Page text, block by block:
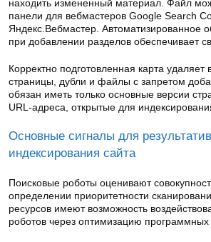
находить измененный материал. Файл
панели для вебмастеров Google Search
Яндекс.Вебмастер. Автоматизированное
при добавлении разделов обеспечивает
Корректно подготовленная карта удаляет
страницы, дубли и файлы с запретом
обязан иметь только основные версии
URL-адреса, открытые для
Основные сигналы для
индексирования сайта
Поисковые роботы оценивают
определении приоритетности
ресурсов имеют возможность
роботов через оптимизацию программных